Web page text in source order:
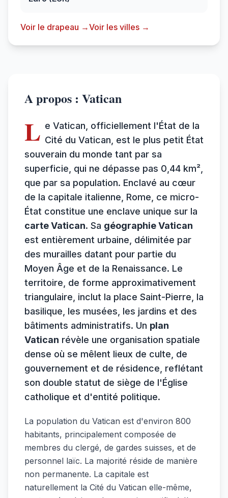
Voir le drapeau →Voir les villes →
A propos : Vatican
L e Vatican, officiellement l'État de la
Cité du Vatican, est le plus petit État
souverain du monde tant par sa
superficie, qui ne dépasse pas 0,44 km²,
que par sa population. Enclavé au cœur
de la capitale italienne, Rome, ce micro-
État constitue une enclave unique sur la
carte Vatican. Sa géographie Vatican
est entièrement urbaine, délimitée par
des murailles datant pour partie du
Moyen Âge et de la Renaissance. Le
territoire, de forme approximativement
triangulaire, inclut la place Saint-Pierre, la
basilique, les musées, les jardins et des
bâtiments administratifs. Un plan
Vatican révèle une organisation spatiale
dense où se mêlent lieux de culte, de
gouvernement et de résidence, reflétant
son double statut de siège de l'Église
catholique et d'entité politique.
La population du Vatican est d'environ 800
habitants, principalement composée de
membres du clergé, de gardes suisses, et de
personnel laïc. La majorité réside de manière
non permanente. La capitale est
naturellement la Cité du Vatican elle-même,